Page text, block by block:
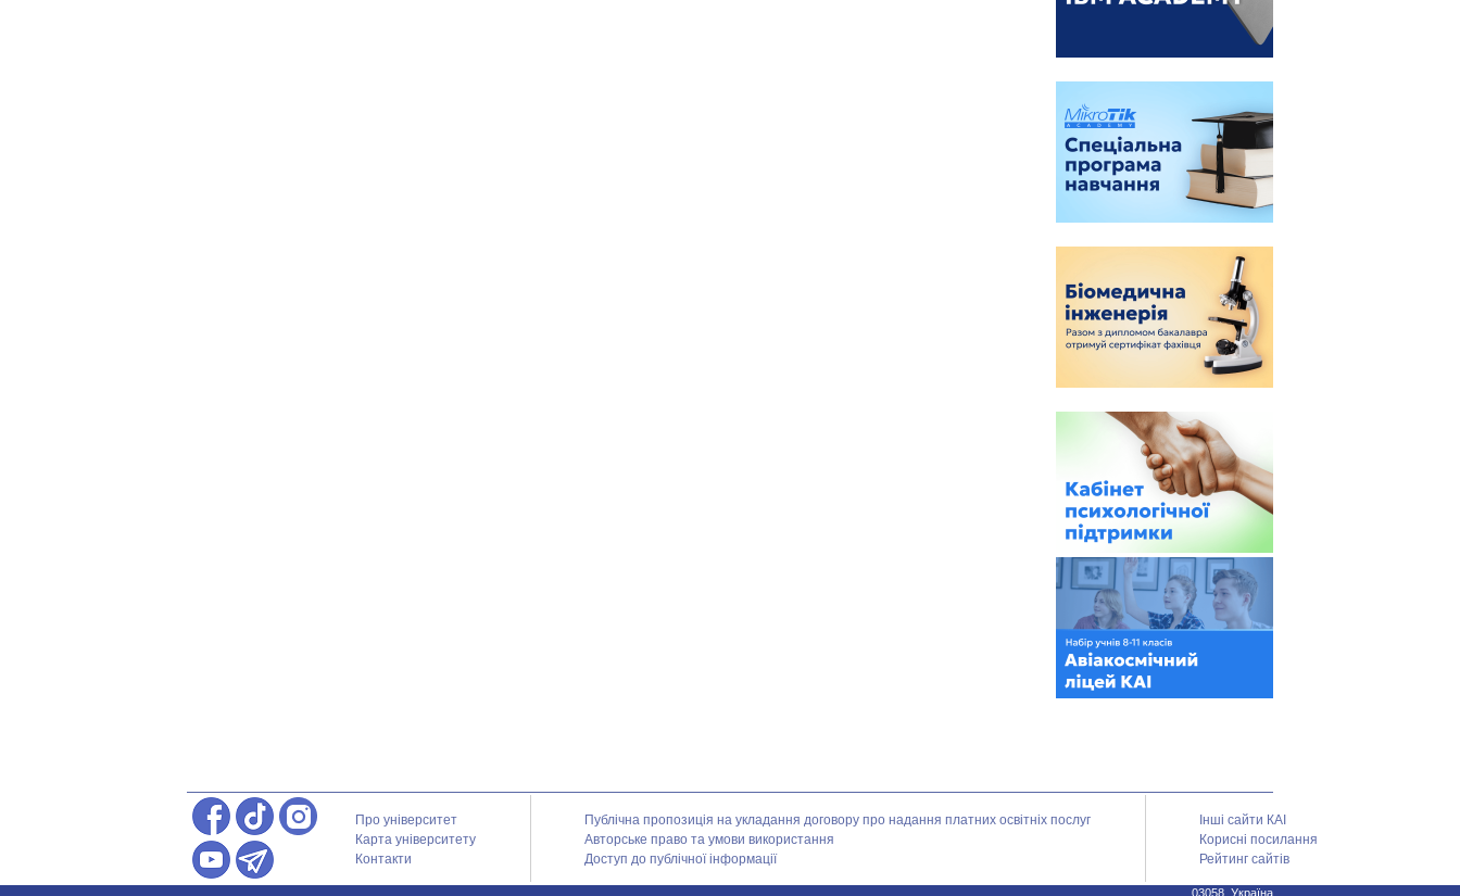
Про університет
Карта університету
Контакти
Публічна пропозиція на укладання договору про надання платних освітніх послуг
Авторське право та умови використання
Доступ до публічної інформації
Інші сайти КАІ
Корисні посилання
Рейтинг сайтів
03058, Україна